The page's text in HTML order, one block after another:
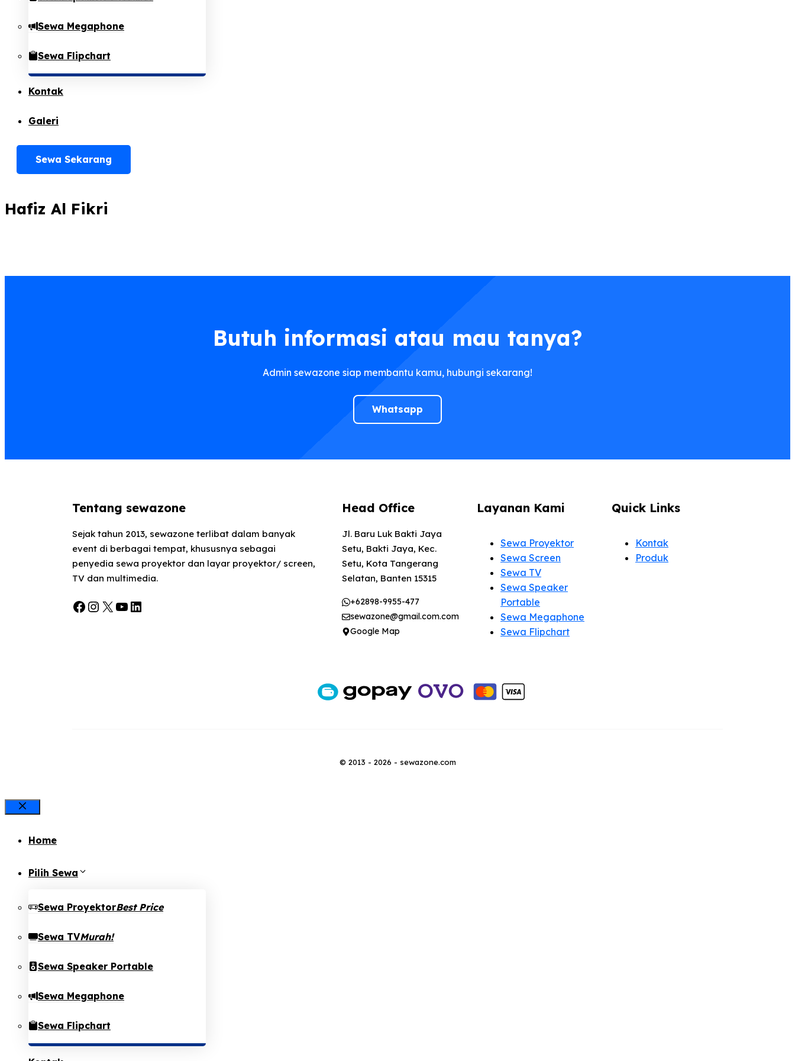
Sewa Megaphone
Sewa Flipchart
Kontak
Galeri
Sewa Sekarang
Hafiz Al Fikri
Butuh informasi atau mau tanya?
Admin sewazone siap membantu kamu, hubungi sekarang!
Whatsapp
Tentang sewazone
Sejak tahun 2013, sewazone terlibat dalam banyak
event di berbagai tempat, khususnya sebagai
penyedia sewa proyektor dan layar proyektor/ screen,
TV dan multimedia.
Facebook
Instagram
X YouTube
LinkedIn
Head Office
Jl. Baru Luk Bakti Jaya
Setu, Bakti Jaya, Kec.
Setu, Kota Tangerang
Selatan, Banten 15315
+62898-9955-477
sewazone@gmail.com.com
Google Map
Layanan Kami
Sewa Proyektor
Sewa Screen
Sewa TV
Sewa Speaker
Portable
Sewa Megaphone
Sewa Flipchart
Quick Links
Kontak
Produk
© 2013 - 2026 - sewazone.com
Close
Home
Pilih Sewa
Sewa ProyektorBest Price
Sewa TVMurah!
Sewa Speaker Portable
Sewa Megaphone
Sewa Flipchart